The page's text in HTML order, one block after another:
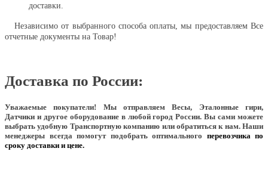
доставки.
Независимо от выбранного способа оплаты, мы предоставляем Все
отчетные документы на Товар!
Доставка по России:
Уважаемые покупатели! Мы отправляем Весы, Эталонные гири,
Датчики и другое оборудование в любой город России. Вы сами можете
выбрать удобную Транспортную компанию или обратиться к нам. Наши
менеджеры всегда помогут подобрать оптимального перевозчика по
сроку доставки и цене.